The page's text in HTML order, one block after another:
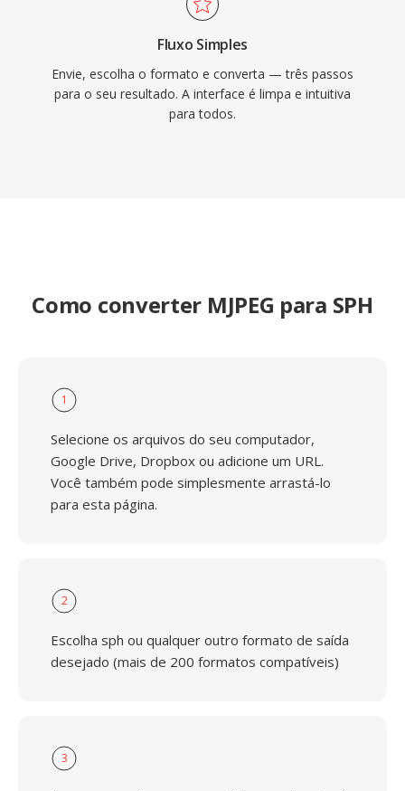
Fluxo Simples
Envie, escolha o formato e converta — três passos
para o seu resultado. A interface é limpa e intuitiva
para todos.
Como converter MJPEG para SPH
1
Selecione os arquivos do seu computador,
Google Drive, Dropbox ou adicione um URL.
Você também pode simplesmente arrastá-lo
para esta página.
2
Escolha sph ou qualquer outro formato de saída
desejado (mais de 200 formatos compatíveis)
3